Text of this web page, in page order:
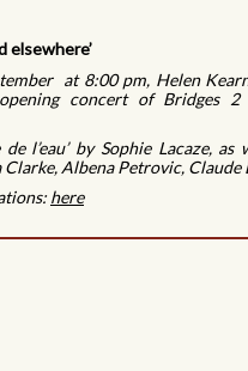
elsewhere’
at 8:00 pm, Helen
concert of Bridges 2
l’eau’ by Sophie Lacaze,
Clarke, Albena Petrovic, Claude
here